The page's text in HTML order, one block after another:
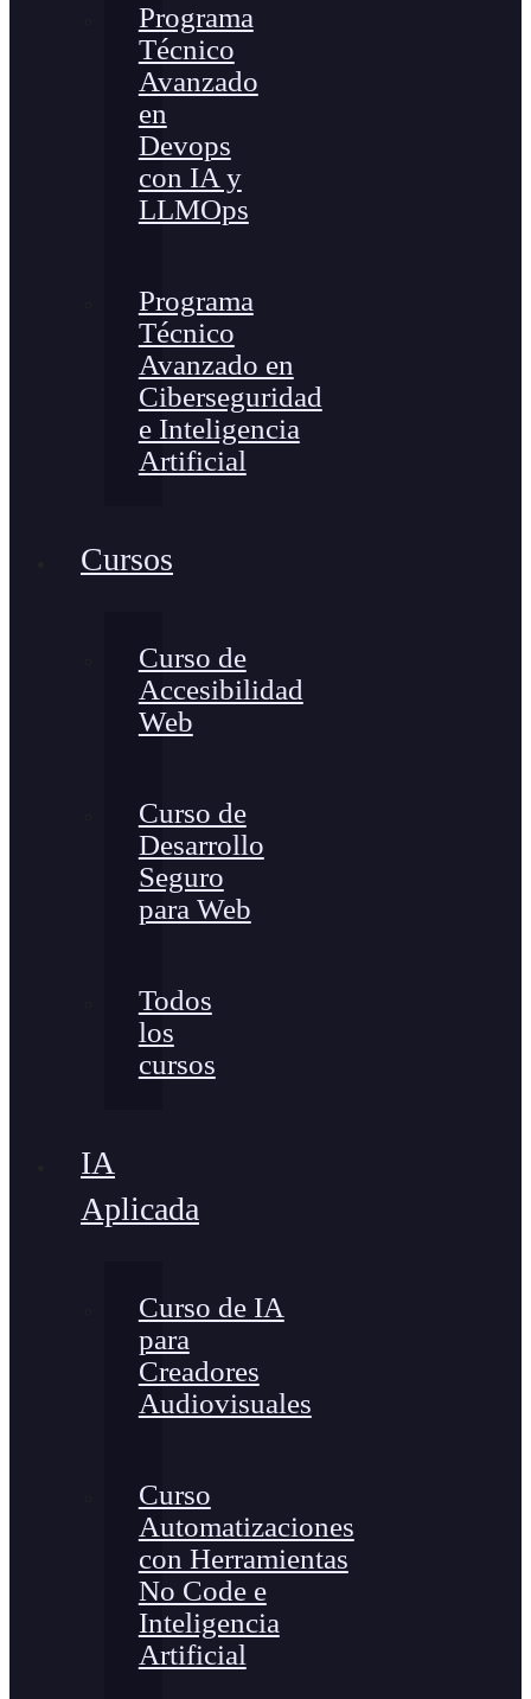
Programa
Técnico
Avanzado
en
Devops
con IA y
LLMOps
Programa
Técnico
Avanzado en
Ciberseguridad
e Inteligencia
Artificial
Cursos
Curso de
Accesibilidad
Web
Curso de
Desarrollo
Seguro
para Web
Todos
los
cursos
IA
Aplicada
Curso de IA
para
Creadores
Audiovisuales
Curso
Automatizaciones
con Herramientas
No Code e
Inteligencia
Artificial